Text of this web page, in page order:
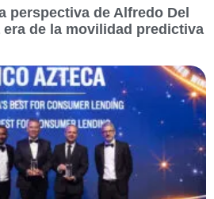
perspectiva de Alfredo Del
era de la movilidad predictiva